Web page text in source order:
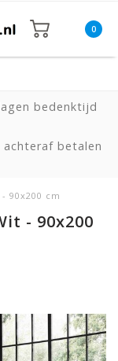
0
bedenktijd
achteraf betalen
90x200 cm
- 90x200